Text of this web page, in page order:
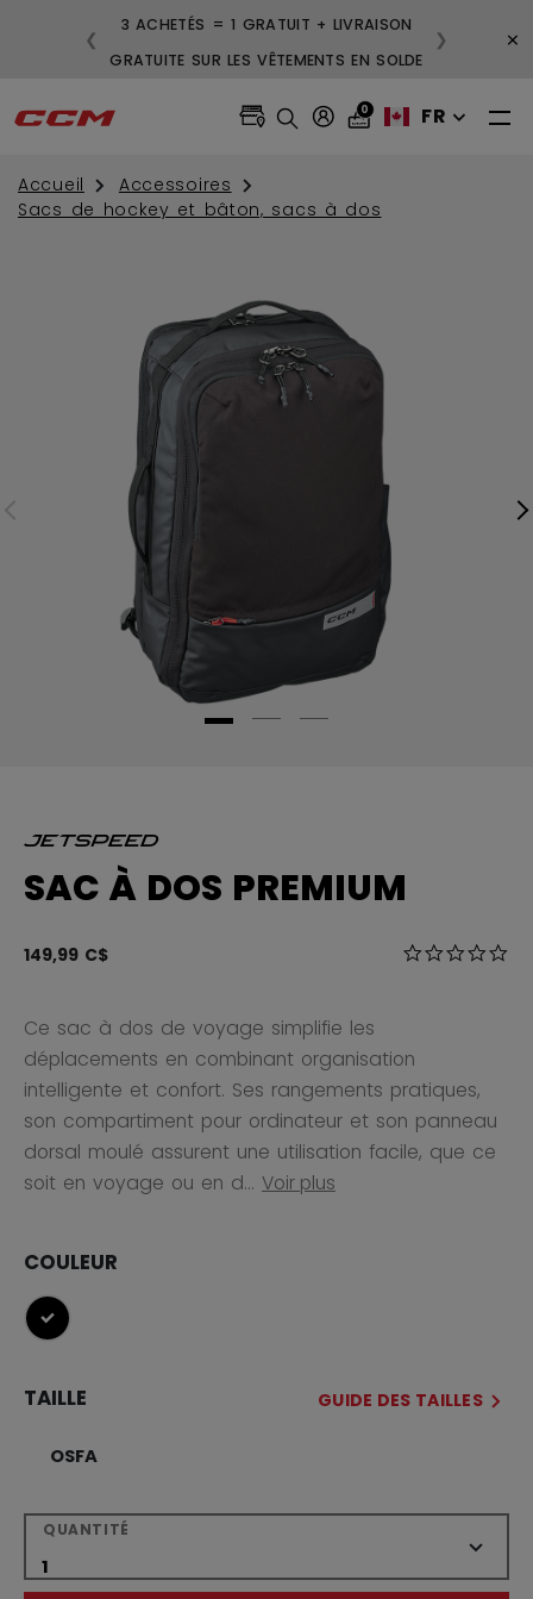
3 ACHETÉS = 1 GRATUIT + LIVRAISON
GRATUITE SUR LES VÊTEMENTS EN SOLDE
❮ ❯ ×
0 FR
Accueil
Accessoires
Sacs de hockey et bâton, sacs à dos
SAC À DOS PREMIUM
149,99 C$ 5 sur 5
Ce sac à dos de voyage simplifie les
déplacements en combinant organisation
intelligente et confort. Ses rangements pratiques,
son compartiment pour ordinateur et son panneau
dorsal moulé assurent une utilisation facile, que ce
soit en voyage ou en d... Voir plus
COULEUR
sélectionné
TAILLE GUIDE DES TAILLES
OSFA
QUANTITÉ